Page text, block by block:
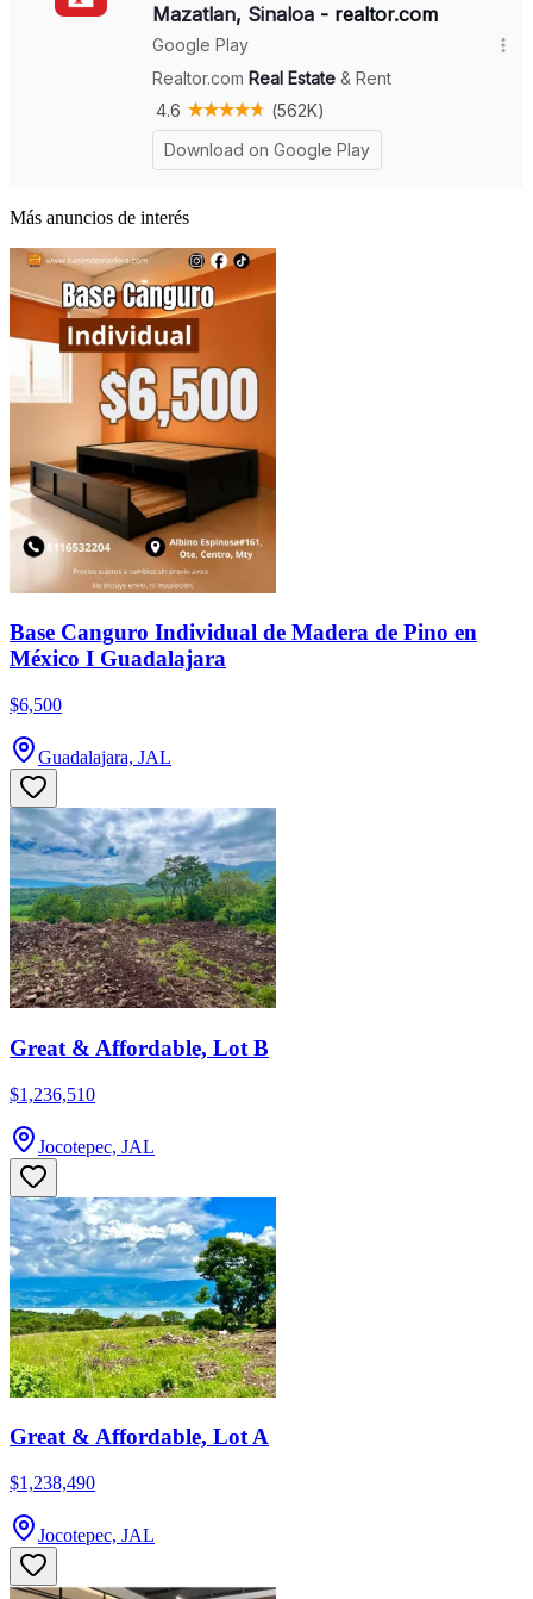
Más anuncios de interés
Base Canguro Individual de Madera de Pino en
México I Guadalajara
$6,500
Guadalajara, JAL
Great & Affordable, Lot B
$1,236,510
Jocotepec, JAL
Great & Affordable, Lot A
$1,238,490
Jocotepec, JAL